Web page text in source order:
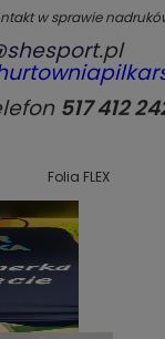
w sprawie
.pl
517 412
Folia FLEX